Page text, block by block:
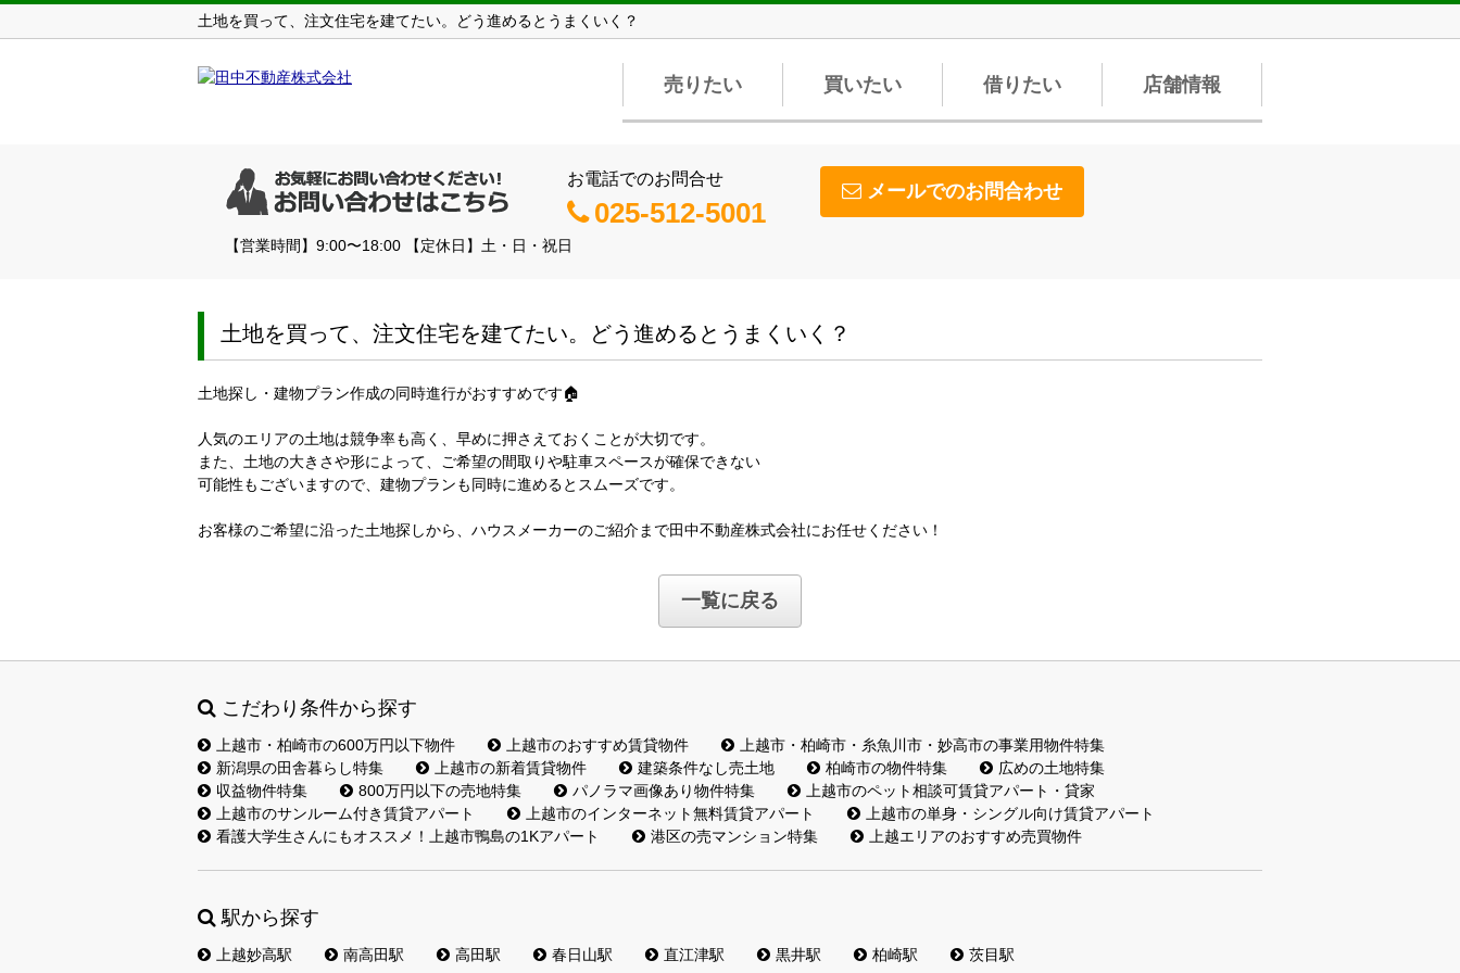
土地を買って、注文住宅を建てたい。どう進めるとうまくいく？
売りたい 買いたい 借りたい 店舗情報
お電話でのお問合せ
025-512-5001
メールでのお問合わせ
【営業時間】9:00〜18:00 【定休日】土・日・祝日
土地を買って、注文住宅を建てたい。どう進めるとうまくいく？
土地探し・建物プラン作成の同時進行がおすすめです🏠
人気のエリアの土地は競争率も高く、早めに押さえておくことが大切です。
また、土地の大きさや形によって、ご希望の間取りや駐車スペースが確保できない
可能性もございますので、建物プランも同時に進めるとスムーズです。
お客様のご希望に沿った土地探しから、ハウスメーカーのご紹介まで田中不動産株式会社にお任せください！
一覧に戻る
こだわり条件から探す
上越市・柏崎市の600万円以下物件 上越市のおすすめ賃貸物件
上越市・柏崎市・糸魚川市・妙高市の事業用物件特集
新潟県の田舎暮らし特集
上越市の新着賃貸物件 建築条件なし売土地 柏崎市の物件特集
広めの土地特集
収益物件特集
800万円以下の売地特集 パノラマ画像あり物件特集
上越市のペット相談可賃貸アパート・貸家
上越市のサンルーム付き賃貸アパート
上越市のインターネット無料賃貸アパート
上越市の単身・シングル向け賃貸アパート
看護大学生さんにもオススメ！上越市鴨島の1Kアパート
港区の売マンション特集 上越エリアのおすすめ売買物件
駅から探す
上越妙高駅 南高田駅 高田駅 春日山駅 直江津駅 黒井駅 柏崎駅 茨目駅